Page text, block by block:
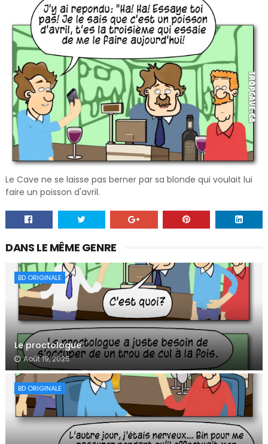
Le Cave ne se laisse pas berner par sa blonde qui voulait lui
faire un poisson d'avril.
DANS LE MÊME GENRE
BD ORIGINALE
Le proctologue
Août 19, 2025
BD ORIGINALE